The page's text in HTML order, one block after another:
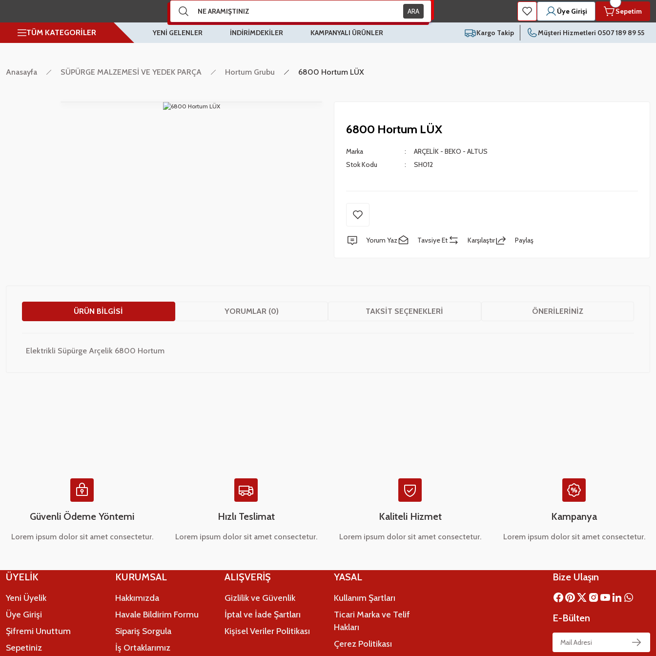
ARA Üye Girişi Sepetim
TÜM KATEGORİLER YENİ GELENLER İNDİRİMDEKİLER KAMPANYALI ÜRÜNLER Kargo Takip Müşteri Hizmetleri 0507 189 89 55
Anasayfa SÜPÜRGE MALZEMESİ VE YEDEK PARÇA Hortum Grubu 6800 Hortum LÜX
6800 Hortum LÜX
Marka
ARÇELİK - BEKO - ALTUS
Stok Kodu
SH012
Yorum Yaz Tavsiye Et Karşılaştır Paylaş
ÜRÜN BILGISI YORUMLAR (0) TAKSIT SEÇENEKLERI ÖNERILERINIZ
Elektrikli Süpürge Arçelik 6800 Hortum
Bu ürüne benzer farklı alternatifler olmalı.
Güvenli Ödeme Yöntemi
Lorem ipsum dolor sit amet consectetur.
Hızlı Teslimat
Lorem ipsum dolor sit amet consectetur.
Kaliteli Hizmet
Lorem ipsum dolor sit amet consectetur.
Kampanya
Lorem ipsum dolor sit amet consectetur.
ÜYELİK
Yeni Üyelik
Üye Girişi
Şifremi Unuttum
Sepetiniz
KURUMSAL
Hakkımızda
Havale Bildirim Formu
Sipariş Sorgula
İş Ortaklarımız
ALIŞVERİŞ
Gizlilik ve Güvenlik
İptal ve İade Şartları
Kişisel Veriler Politikası
YASAL
Kullanım Şartları
Ticari Marka ve Telif
Hakları
Çerez Politikası
Bize Ulaşın
E-Bülten